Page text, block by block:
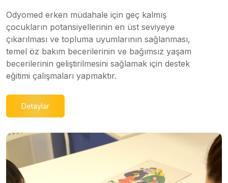
Odyomed erken müdahale için geç kalmış
çocukların potansiyellerinin en üst seviyeye
çıkarılması ve topluma uyumlarının sağlanması,
temel öz bakım becerilerinin ve bağımsız yaşam
becerilerinin geliştirilmesini sağlamak için destek
eğitimi çalışmaları yapmaktır.
Detaylar